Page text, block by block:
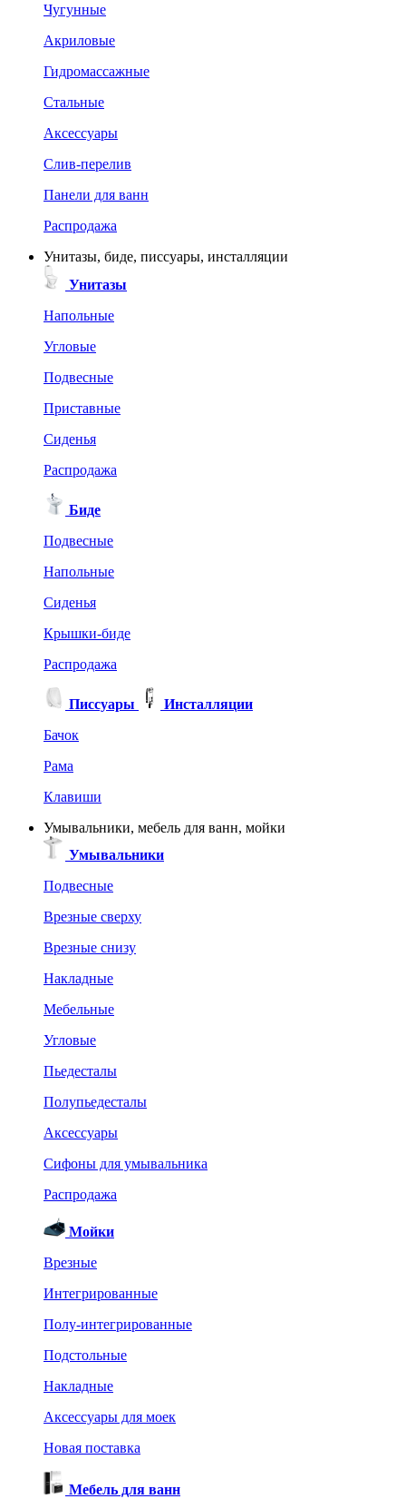
Чугунные
Акриловые
Гидромассажные
Стальные
Аксессуары
Слив-перелив
Панели для ванн
Распродажа
Унитазы, биде, писсуары, инсталляции
Унитазы
Напольные
Угловые
Подвесные
Приставные
Сиденья
Распродажа
Биде
Подвесные
Напольные
Сиденья
Крышки-биде
Распродажа
Писсуары
Инсталляции
Бачок
Рама
Клавиши
Умывальники, мебель для ванн, мойки
Умывальники
Подвесные
Врезные сверху
Врезные снизу
Накладные
Мебельные
Угловые
Пьедесталы
Полупьедесталы
Аксессуары
Сифоны для умывальника
Распродажа
Мойки
Врезные
Интегрированные
Полу-интегрированные
Подстольные
Накладные
Аксессуары для моек
Новая поставка
Мебель для ванн